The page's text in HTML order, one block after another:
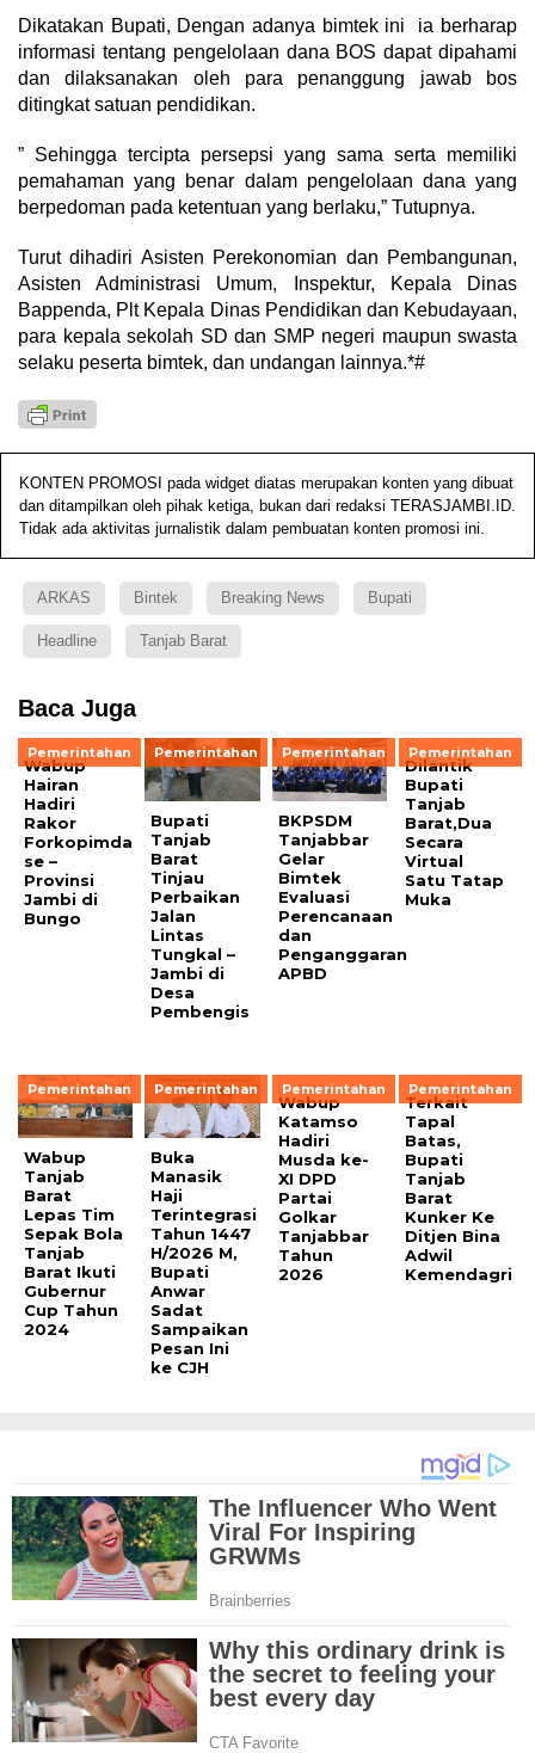
Dikatakan Bupati, Dengan adanya bimtek ini ia berharap
informasi tentang pengelolaan dana BOS dapat dipahami
dan dilaksanakan oleh para penanggung jawab bos
ditingkat satuan pendidikan.
” Sehingga tercipta persepsi yang sama serta memiliki
pemahaman yang benar dalam pengelolaan dana yang
berpedoman pada ketentuan yang berlaku,” Tutupnya.
Turut dihadiri Asisten Perekonomian dan Pembangunan,
Asisten Administrasi Umum, Inspektur, Kepala Dinas
Bappenda, Plt Kepala Dinas Pendidikan dan Kebudayaan,
para kepala sekolah SD dan SMP negeri maupun swasta
selaku peserta bimtek, dan undangan lainnya.*#
KONTEN PROMOSI pada widget diatas merupakan konten yang dibuat
dan ditampilkan oleh pihak ketiga, bukan dari redaksi TERASJAMBI.ID.
Tidak ada aktivitas jurnalistik dalam pembuatan konten promosi ini.
ARKAS Bintek Breaking News Bupati
Headline Tanjab Barat
Baca Juga
Pemerintahan
Wabup
Hairan
Hadiri
Rakor
Forkopimda
se –
Provinsi
Jambi di
Bungo
Pemerintahan
Bupati
Tanjab
Barat
Tinjau
Perbaikan
Jalan
Lintas
Tungkal –
Jambi di
Desa
Pembengis
Pemerintahan
BKPSDM
Tanjabbar
Gelar
Bimtek
Evaluasi
Perencanaan
dan
Penganggaran
APBD
Pemerintahan
Dilantik
Bupati
Tanjab
Barat,Dua
Secara
Virtual
Satu Tatap
Muka
Pemerintahan
Wabup
Tanjab
Barat
Lepas Tim
Sepak Bola
Tanjab
Barat Ikuti
Gubernur
Cup Tahun
2024
Pemerintahan
Buka
Manasik
Haji
Terintegrasi
Tahun 1447
H/2026 M,
Bupati
Anwar
Sadat
Sampaikan
Pesan Ini
ke CJH
Pemerintahan
Wabup
Katamso
Hadiri
Musda ke-
XI DPD
Partai
Golkar
Tanjabbar
Tahun
2026
Pemerintahan
Terkait
Tapal
Batas,
Bupati
Tanjab
Barat
Kunker Ke
Ditjen Bina
Adwil
Kemendagri